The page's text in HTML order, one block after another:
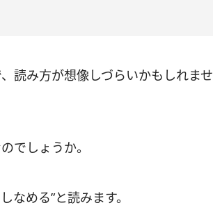
読み方が想像しづらいかもしれませ
でしょうか。
める”と読みます。